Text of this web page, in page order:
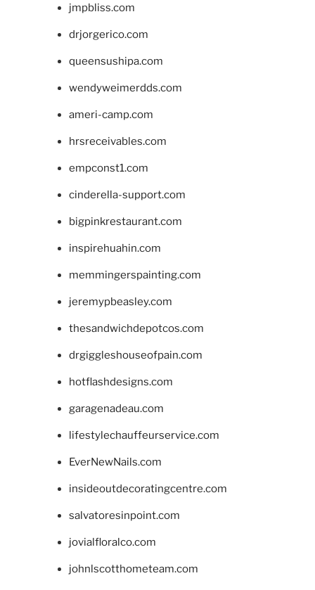
jmpbliss.com
drjorgerico.com
queensushipa.com
wendyweimerdds.com
ameri-camp.com
hrsreceivables.com
empconst1.com
cinderella-support.com
bigpinkrestaurant.com
inspirehuahin.com
memmingerspainting.com
jeremypbeasley.com
thesandwichdepotcos.com
drgiggleshouseofpain.com
hotflashdesigns.com
garagenadeau.com
lifestylechauffeurservice.com
EverNewNails.com
insideoutdecoratingcentre.com
salvatoresinpoint.com
jovialfloralco.com
johnlscotthometeam.com